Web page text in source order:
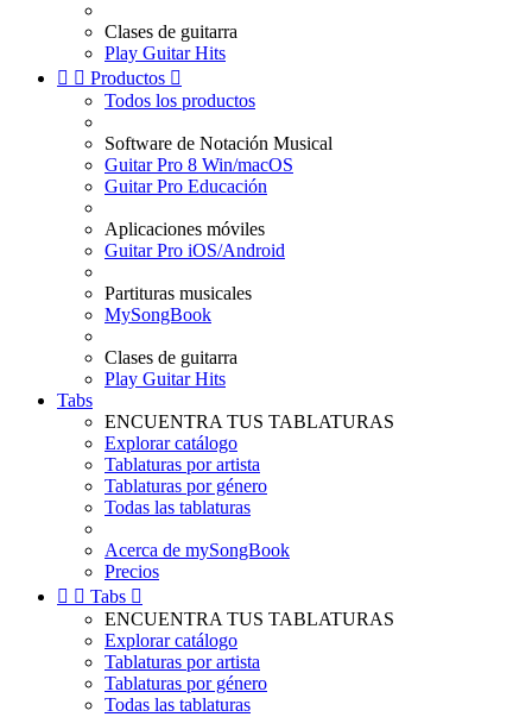
Clases de guitarra
Play Guitar Hits
  Productos 
Todos los productos
Software de Notación Musical
Guitar Pro 8 Win/macOS
Guitar Pro Educación
Aplicaciones móviles
Guitar Pro iOS/Android
Partituras musicales
MySongBook
Clases de guitarra
Play Guitar Hits
Tabs
ENCUENTRA TUS TABLATURAS
Explorar catálogo
Tablaturas por artista
Tablaturas por género
Todas las tablaturas
Acerca de mySongBook
Precios
  Tabs 
ENCUENTRA TUS TABLATURAS
Explorar catálogo
Tablaturas por artista
Tablaturas por género
Todas las tablaturas